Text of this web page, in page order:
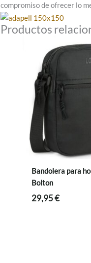
compromiso de ofrecer lo
Productos
Bandolera para
Bolton
29,95€